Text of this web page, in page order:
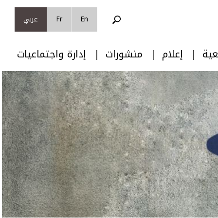
En
Fr عربي
إعلام منشورات إدارة واجتماعيات